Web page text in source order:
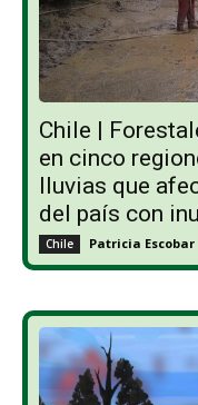
Chile |
en cinco
lluvias que
del país con
Chile Patricia Escobar